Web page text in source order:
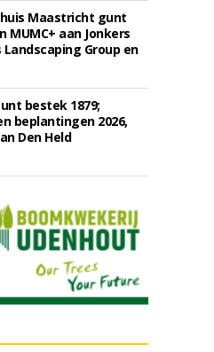
Maastricht gunt
aan Jonkers
Group en
bestek 1879;
beplantingen 2026,
Den Held